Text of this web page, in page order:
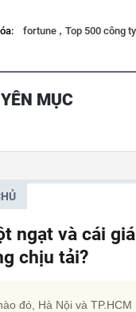
fortune , Top 500 công
MỤC
ngạt và cái
chịu tải?
đó, Hà Nội và TP.HCM